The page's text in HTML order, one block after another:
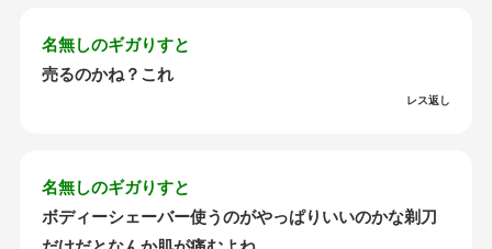
名無しのギガりすと
売るのかね？これ
レス返し
名無しのギガりすと
ボディーシェーバー使うのがやっぱりいいのかな剃刀